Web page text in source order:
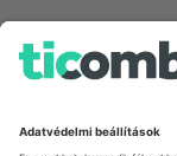
Bulgaria
Regus Sofia City